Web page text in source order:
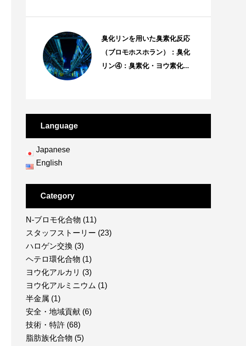
臭化リンを用いた臭素化反応
（ブロモホスホラン）：臭化
リン④：臭素化・ヨウ素化...
Language
Japanese
English
Category
N-ブロモ化合物 (11)
スタッフストーリー (23)
ハロゲン交換 (3)
ヘテロ環化合物 (1)
ヨウ化アルカリ (3)
ヨウ化アルミニウム (1)
半金属 (1)
安全・地域貢献 (6)
技術・特許 (68)
脂肪族化合物 (5)